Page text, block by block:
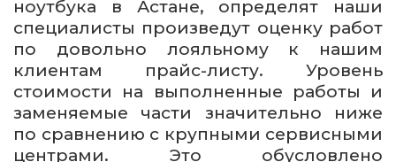
ноутбука в Астане, определят наши
специалисты произведут оценку работ
по довольно лояльному к нашим
клиентам прайс-листу. Уровень
стоимости на выполненные работы и
заменяемые части значительно ниже
по сравнению с крупными сервисными
центрами. Это обусловлено